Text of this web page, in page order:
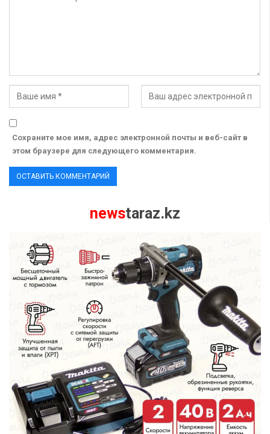
Сохраните мое имя, адрес электронной почты и веб-сайт в
этом браузере для следующего комментария.
newstaraz.kz